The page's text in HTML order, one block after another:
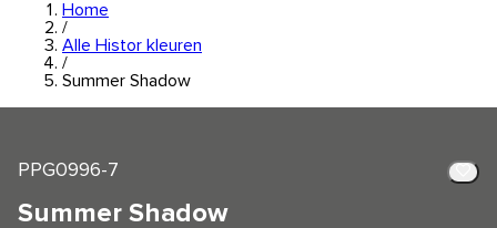
Home
/
Alle Histor kleuren
/
Summer Shadow
PPG0996-7
Summer Shadow